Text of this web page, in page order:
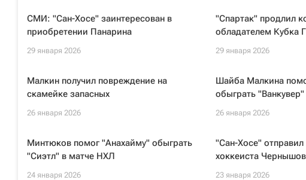
СМИ: "Сан-Хосе" заинтересован в
приобретении Панарина
29 января 2026
"Спартак" продлил
обладателем Кубка
29 января 2026
Малкин получил повреждение на
скамейке запасных
26 января 2026
Шайба Малкина
обыграть
26 января 2026
Минтюков помог "Анахайму" обыграть
"Сиэтл" в матче НХЛ
24 января 2026
"Сан-Хосе" отправил
хоккеиста
23 января 2026